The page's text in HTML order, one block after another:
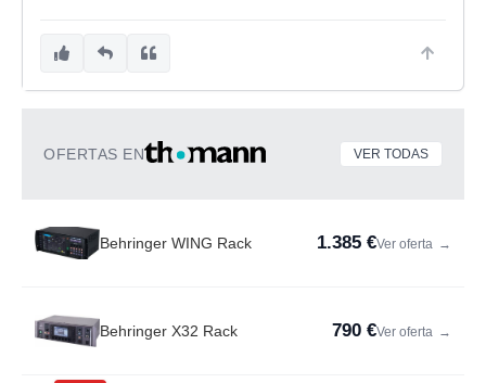
OFERTAS EN VER TODAS
Behringer WING Rack 1.385 €Ver oferta →
Behringer X32 Rack 790 €Ver oferta →